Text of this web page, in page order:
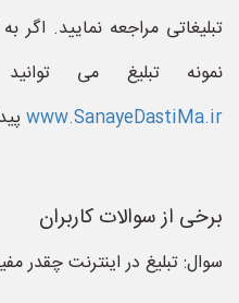
تبلیغاتی مراجعه نمایید.
نمونه تبلیغ می
www.SanayeDastiMa.ir
برخی از سوالات کاربران
سوال: تبلیغ در اینترنت چقدر